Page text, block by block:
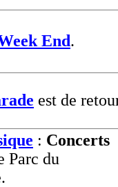
End.
est de
: Concerts
Parc du